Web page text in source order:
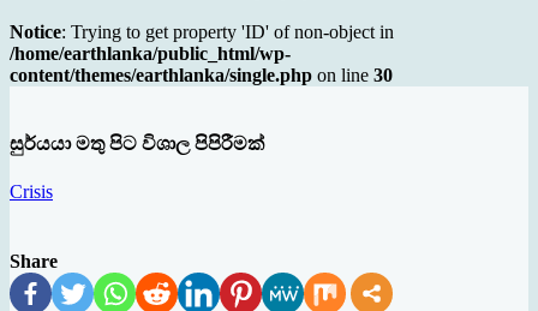
Notice: Trying to get property 'ID' of non-object in
/home/earthlanka/public_html/wp-
content/themes/earthlanka/single.php on line 30
සුර්යයා මතු පිට විශාල පිපිරීමක්
Crisis
Share